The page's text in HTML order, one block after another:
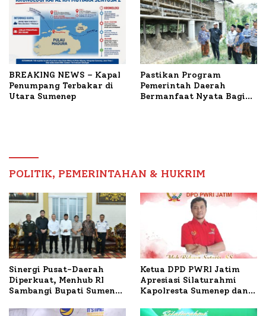
BREAKING NEWS – Kapal
Penumpang Terbakar di
Utara Sumenep
Pastikan Program
Pemerintah Daerah
Bermanfaat Nyata Bagi
POLITIK, PEMERINTAHAN & HUKRIM
Sinergi Pusat-Daerah
Diperkuat, Menhub RI
Sambangi Bupati Sumenep
Mutiara Sentosa II
Ketua DPD PWRI Jatim
Apresiasi Silaturahmi
Kapolresta Sumenep dan
Ideal Polri-Pers